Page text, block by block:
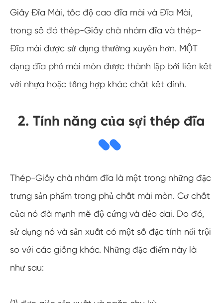
Giấy Đĩa Mài, tốc độ cao đĩa mài và Đĩa Mài,
trong số đó thép-Giấy chà nhám đĩa và thép-
Đĩa mài được sử dụng thường xuyên hơn. MỘT
dạng đĩa phủ mài mòn được thành lập bởi liên kết
với nhựa hoặc tổng hợp khác chất kết dính.
2. Tính năng của sợi thép đĩa
Thép-Giấy chà nhám đĩa là một trong những đặc
trưng sản phẩm trong phủ chất mài mòn. Cơ chất
của nó đã mạnh mẽ độ cứng và dẻo dai. Do đó,
sử dụng nó và sản xuất có một số đặc tính nổi trội
so với các giống khác. Những đặc điểm này là
như sau: